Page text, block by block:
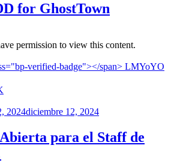
for GhostTown
permission to view this content.
LMYoYO
2024diciembre 12, 2024
para el Staff de